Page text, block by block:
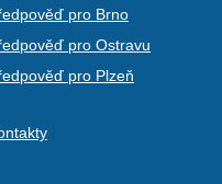
pro Brno
pro Ostravu
pro Plzeň